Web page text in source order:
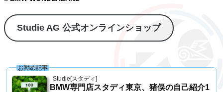
Studie AG 公式オンラインショップ
Studie[スタディ]
お勧め記事
BMW専門店スタディ東京、猪俣の自己紹介1